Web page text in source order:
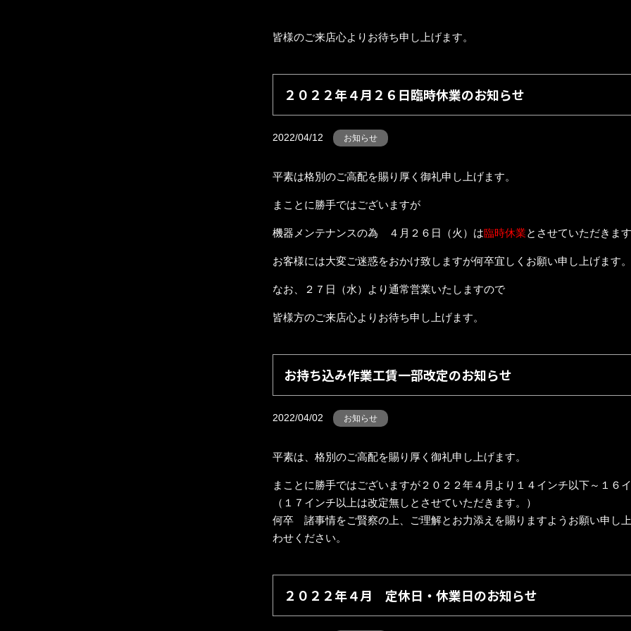
皆様のご来店心よりお待ち申し上げます。
２０２２年４月２６日臨時休業のお知らせ
2022/04/12 お知らせ
平素は格別のご高配を賜り厚く御礼申し上げます。
まことに勝手ではございますが
機器メンテナンスの為 ４月２６日（火）は臨時休業とさせていただきま
お客様には大変ご迷惑をおかけ致しますが何卒宜しくお願い申し上げます。
なお、２７日（水）より通常営業いたしますので
皆様方のご来店心よりお待ち申し上げます。
お持ち込み作業工賃一部改定のお知らせ
2022/04/02 お知らせ
平素は、格別のご高配を賜り厚く御礼申し上げます。
まことに勝手ではございますが２０２２年４月より１４インチ以下～１６
（１７インチ以上は改定無しとさせていただきます。）
何卒 諸事情をご賢察の上、ご理解とお力添えを賜りますようお願い申し
わせください。
２０２２年４月 定休日・休業日のお知らせ